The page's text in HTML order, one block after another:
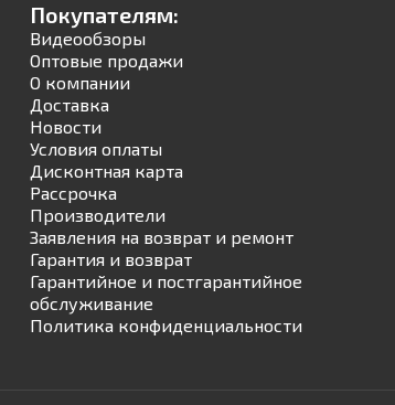
Покупателям:
Видеообзоры
Оптовые продажи
О компании
Доставка
Новости
Условия оплаты
Дисконтная карта
Рассрочка
Производители
Заявления на возврат и ремонт
Гарантия и возврат
Гарантийное и постгарантийное
обслуживание
Политика конфиденциальности